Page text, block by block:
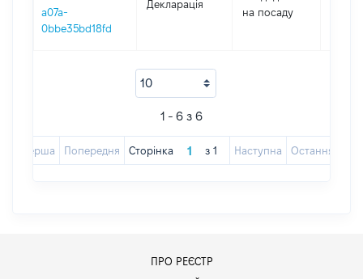
a07a-
0bbe35bd18fd
Декларація
на посаду
1 - 6 з 6
Перша Попередня Сторінка з 1 Наступна Остання
ПРО РЕЄСТР